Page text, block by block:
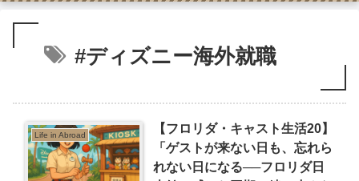
#ディズニー海外就職
Life in Abroad
【フロリダ・キャスト生活20】
「ゲストが来ない日も、忘れら
れない日になる──フロリダ日